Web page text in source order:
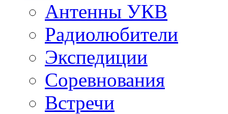
Антенны УКВ
Радиолюбители
Экспедиции
Соревнования
Встречи